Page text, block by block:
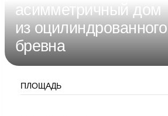
асимметричный дом
из оцилиндрованного
бревна
ПЛОЩАДЬ